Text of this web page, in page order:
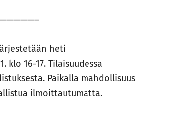
heti
klo 16-17. Tilaisuudessa
Paikalla mahdollisuus
ilmoittautumatta.